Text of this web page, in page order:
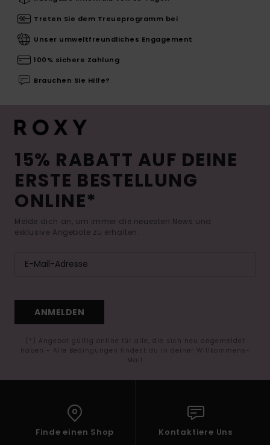
Treten Sie dem Treueprogramm bei
Unser umweltfreundliches Engagement
100% sichere Zahlung
Brauchen Sie Hilfe?
15% RABATT AUF DEINE
ERSTE BESTELLUNG
ONLINE*
Melde dich an, um immer die neuesten News und
exklusive Angebote zu erhalten.
ANMELDEN
(*) Angebot gültig online für alle, die sich neu angemeldet
haben - Alle Bedingungen findest du in deiner Willkommens-
Mail
Finde einen Shop Kontaktiere Uns